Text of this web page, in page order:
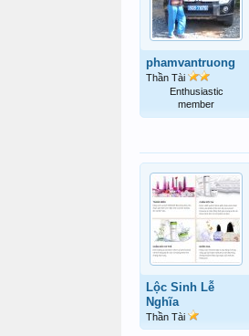
phamvantruong
Thần Tài
Enthusiastic
member
Lộc Sinh Lễ
Nghĩa
Thần Tài